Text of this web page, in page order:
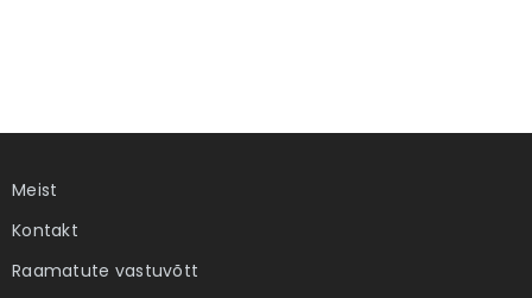
Meist
Kontakt
Raamatute vastuvõtt